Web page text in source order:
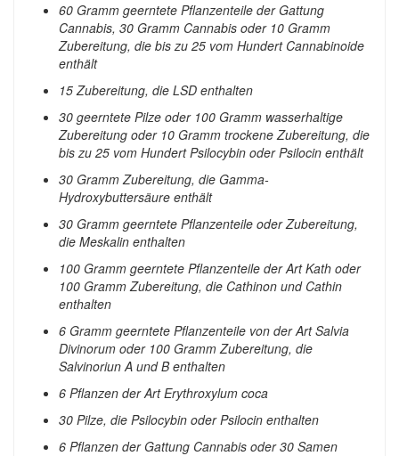
60 Gramm geerntete Pflanzenteile der Gattung
Cannabis, 30 Gramm Cannabis oder 10 Gramm
Zubereitung, die bis zu 25 vom Hundert Cannabinoide
enthält
15 Zubereitung, die LSD enthalten
30 geerntete Pilze oder 100 Gramm wasserhaltige
Zubereitung oder 10 Gramm trockene Zubereitung, die
bis zu 25 vom Hundert Psilocybin oder Psilocin enthält
30 Gramm Zubereitung, die Gamma-
Hydroxybuttersäure enthält
30 Gramm geerntete Pflanzenteile oder Zubereitung,
die Meskalin enthalten
100 Gramm geerntete Pflanzenteile der Art Kath oder
100 Gramm Zubereitung, die Cathinon und Cathin
enthalten
6 Gramm geerntete Pflanzenteile von der Art Salvia
Divinorum oder 100 Gramm Zubereitung, die
Salvinoriun A und B enthalten
6 Pflanzen der Art Erythroxylum coca
30 Pilze, die Psilocybin oder Psilocin enthalten
6 Pflanzen der Gattung Cannabis oder 30 Samen